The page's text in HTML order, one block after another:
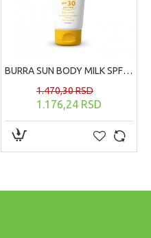
BURRA SUN BODY MILK SPF30, 200ml
1.176,24 RSD
1.470,30 RSD